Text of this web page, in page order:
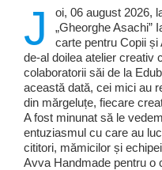
J
oi, 06 august 2026,
„Gheorghe Asachi”
carte pentru Copii
de-al doilea atelier creativ
colaboratorii săi de la
această dată, cei mici au
din mărgeluțe, fiecare
A fost minunat să le
entuziasmul cu care au
cititori, mămicilor și
Avva Handmade pentru o